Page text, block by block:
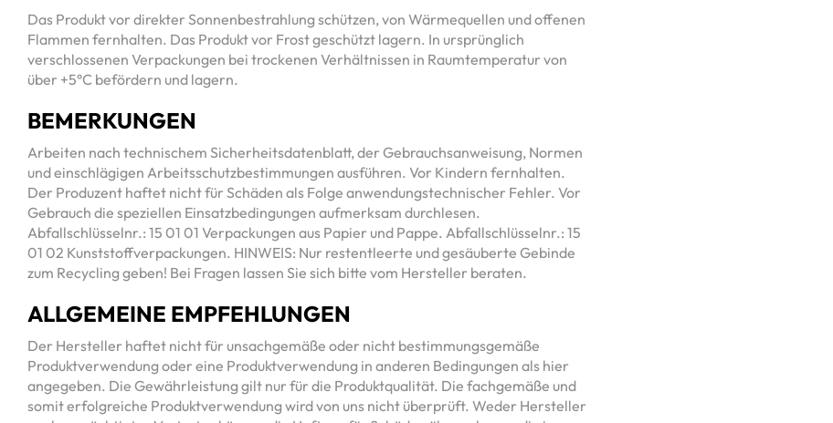
Das Produkt vor direkter Sonnenbestrahlung schützen, von Wärmequellen und offenen
Flammen fernhalten. Das Produkt vor Frost geschützt lagern. In ursprünglich
verschlossenen Verpackungen bei trockenen Verhältnissen in Raumtemperatur von
über +5°C befördern und lagern.
BEMERKUNGEN
Arbeiten nach technischem Sicherheitsdatenblatt, der Gebrauchsanweisung, Normen
und einschlägigen Arbeitsschutzbestimmungen ausführen. Vor Kindern fernhalten.
Der Produzent haftet nicht für Schäden als Folge anwendungstechnischer Fehler. Vor
Gebrauch die speziellen Einsatzbedingungen aufmerksam durchlesen.
Abfallschlüsselnr.: 15 01 01 Verpackungen aus Papier und Pappe. Abfallschlüsselnr.: 15
01 02 Kunststoffverpackungen. HINWEIS: Nur restentleerte und gesäuberte Gebinde
zum Recycling geben! Bei Fragen lassen Sie sich bitte vom Hersteller beraten.
ALLGEMEINE EMPFEHLUNGEN
Der Hersteller haftet nicht für unsachgemäße oder nicht bestimmungsgemäße
Produktverwendung oder eine Produktverwendung in anderen Bedingungen als hier
angegeben. Die Gewährleistung gilt nur für die Produktqualität. Die fachgemäße und
somit erfolgreiche Produktverwendung wird von uns nicht überprüft. Weder Hersteller